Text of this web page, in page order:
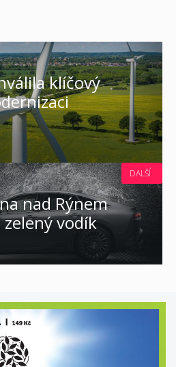
klíčový
nad Rýnem
vodík
DALŠÍ